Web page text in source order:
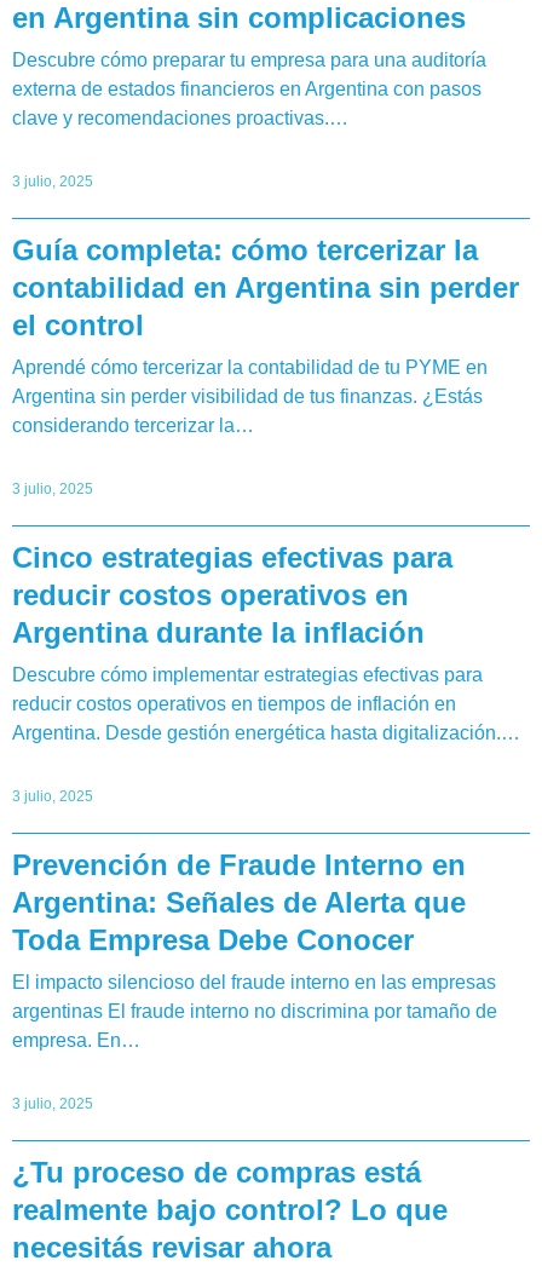
en Argentina sin complicaciones
Descubre cómo preparar tu empresa para una auditoría
externa de estados financieros en Argentina con pasos
clave y recomendaciones proactivas.…
3 julio, 2025
Guía completa: cómo tercerizar la
contabilidad en Argentina sin perder
el control
Aprendé cómo tercerizar la contabilidad de tu PYME en
Argentina sin perder visibilidad de tus finanzas. ¿Estás
considerando tercerizar la…
3 julio, 2025
Cinco estrategias efectivas para
reducir costos operativos en
Argentina durante la inflación
Descubre cómo implementar estrategias efectivas para
reducir costos operativos en tiempos de inflación en
Argentina. Desde gestión energética hasta digitalización.…
3 julio, 2025
Prevención de Fraude Interno en
Argentina: Señales de Alerta que
Toda Empresa Debe Conocer
El impacto silencioso del fraude interno en las empresas
argentinas El fraude interno no discrimina por tamaño de
empresa. En…
3 julio, 2025
¿Tu proceso de compras está
realmente bajo control? Lo que
necesitás revisar ahora